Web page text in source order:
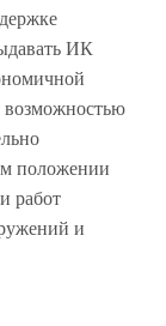
ИК
возможностью
положении
работ
и